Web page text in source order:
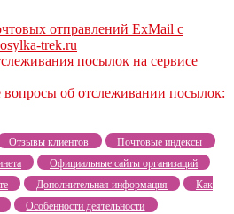
отправлений ExMail с
trek.ru
посылок на сервисе
вопросы об отслеживании посылок:
Отзывы клиентов
Почтовые индексы
Официальные сайты организаций
Дополнительная информация
Как
Особенности деятельности